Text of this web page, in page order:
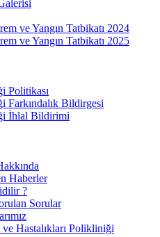
ve Yangın Tatbikatı 2024
ve Yangın Tatbikatı 2025
Politikası
Farkındalık Bildirgesi
İhlal Bildirimi
Haberler
?
Sorular
ve Hastalıkları Polikliniği